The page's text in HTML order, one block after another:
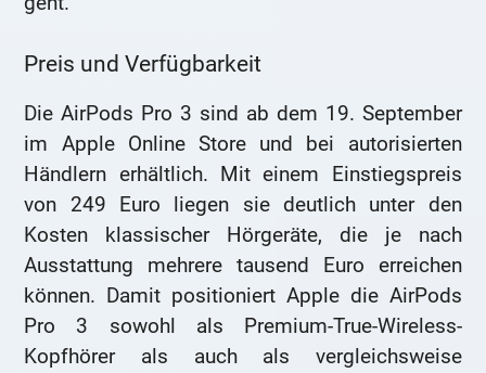
Preis und Verfügbarkeit
Die AirPods Pro 3 sind ab dem 19. September
im Apple Online Store und bei autorisierten
Händlern erhältlich. Mit einem Einstiegspreis
von 249 Euro liegen sie deutlich unter den
Kosten klassischer Hörgeräte, die je nach
Ausstattung mehrere tausend Euro erreichen
können. Damit positioniert Apple die AirPods
Pro 3 sowohl als Premium-True-Wireless-
Kopfhörer als auch als vergleichsweise